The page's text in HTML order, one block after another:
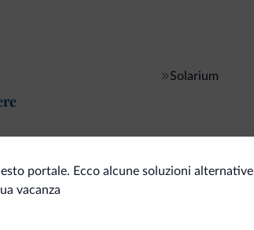
Solarium
portale. Ecco alcune soluzioni alternative
vacanza